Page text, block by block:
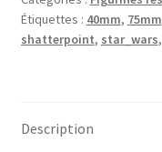
clone
de
c27
40mm
Étiquettes : 40mm, 75mm
shatterpoint, star_wars,
Description